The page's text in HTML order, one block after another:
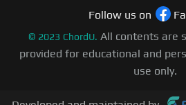
Follow us on
© 2023 ChordU. All contents are
provided for educational and
use only.